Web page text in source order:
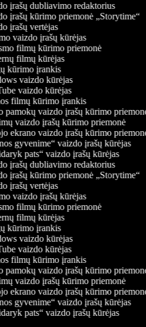
įrašų dubliavimo redaktorius
įrašų kūrimo priemonė „Storytime“
įrašų vertėjas
vaizdo įrašų kūrėjas
filmų kūrimo priemonė
filmų kūrėjas
kūrimo įrankis
vaizdo kūrėjas
vaizdo kūrėjas
filmų kūrimo įrankis
vaizdo įrašų kūrimo priemonė
vaizdo įrašų kūrimo priemonė
ekrano vaizdo įrašų kūrimo priemonė
gyvenime“ vaizdo įrašų kūrėjas
pats“ vaizdo įrašų kūrėjas
įrašų dubliavimo redaktorius
įrašų kūrimo priemonė „Storytime“
įrašų vertėjas
vaizdo įrašų kūrėjas
filmų kūrimo priemonė
filmų kūrėjas
kūrimo įrankis
vaizdo kūrėjas
vaizdo kūrėjas
filmų kūrimo įrankis
vaizdo įrašų kūrimo priemonė
vaizdo įrašų kūrimo priemonė
ekrano vaizdo įrašų kūrimo priemonė
gyvenime“ vaizdo įrašų kūrėjas
pats“ vaizdo įrašų kūrėjas